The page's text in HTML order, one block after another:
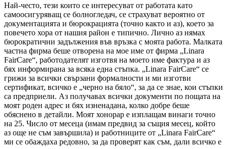
Най-често, тези които се интересуват от работата като
самоосигуряващ се болногледач, се страхуват вероятно от
документацията и бюрокрацията (точно както и аз), което за
повечето хора от нашия район е типично. Лично аз нямах
бюрократични задължения във връзка с моята работа. Малката
частна фирма беше отворена на мое име от фирма „Linara
FairCare“, работодателят изготвя на моето име фактура и аз
бях информирана за всяка една стъпка. „Linara FairCare“ се
грижи за всички свързани формалности и ми изготви
сертификат, всичко е „черно на бяло“, за да се знае, кои стъпки
са предприели. Аз получавах всички документи по пощата на
моят роден адрес и бях изненадана, колко добре беше
обяснено в детайли. Моят хонорар е изплащам винаги точно
на 25. Число от месеца (имам предвид за същия месец, който
аз още не съм завършила) и работниците от „Linara FairCare“
ми се обаждаха редовно, за да проверят как съм, дали всичко е